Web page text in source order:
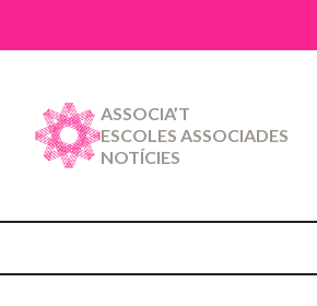
ASSOCIA’T
ESCOLES ASSOCIADES
NOTÍCIES